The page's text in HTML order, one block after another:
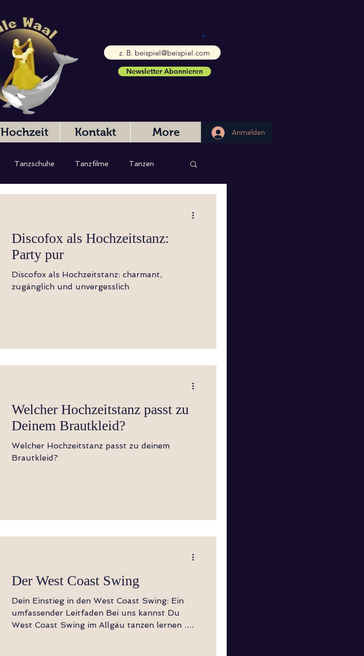
Newsletter Abonnieren
Anmelden
Tanzschuhe Tanzfilme Tanzen
Discofox als Hochzeitstanz:
Party pur
Discofox als Hochzeitstanz: charmant,
zugänglich und unvergesslich
Welcher Hochzeitstanz passt zu
Deinem Brautkleid?
Welcher Hochzeitstanz passt zu deinem
Brautkleid?
Der West Coast Swing
Dein Einstieg in den West Coast Swing: Ein
umfassender Leitfaden Bei uns kannst Du
West Coast Swing im Allgäu tanzen lernen .
Anmelden
Hochzeit Kontakt More